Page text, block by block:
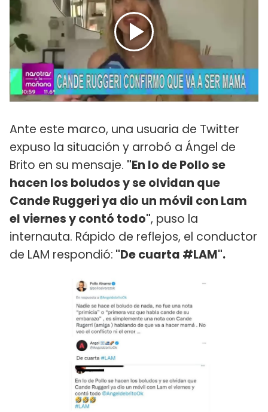
Ante este marco, una usuaria de Twitter
expuso la situación y arrobó a Ángel de
Brito en su mensaje. "En lo de Pollo se
hacen los boludos y se olvidan que
Cande Ruggeri ya dio un móvil con Lam
el viernes y contó todo", puso la
internauta. Rápido de reflejos, el conductor
de LAM respondió: "De cuarta #LAM".